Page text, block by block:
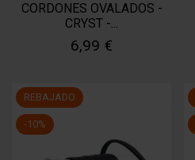
CORDONES OVALADOS -
CRYST -...
6,99 €
REBAJADO
-10%